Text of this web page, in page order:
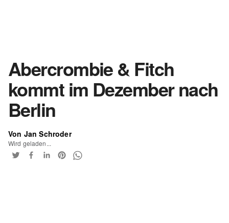
Abercrombie & Fitch
kommt im Dezember nach
Berlin
Von Jan Schroder
Wird geladen...